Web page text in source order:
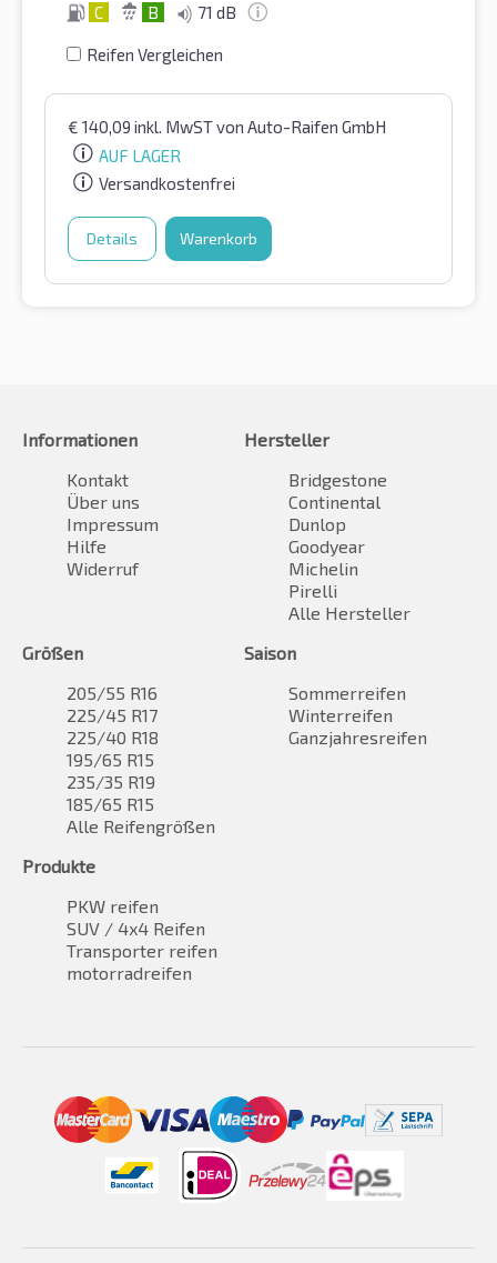
C B 71 dB
Reifen Vergleichen
€ 140,09 inkl. MwSTvon Auto-Raifen GmbH
AUF LAGER
Versandkostenfrei
Details Warenkorb
Informationen
Kontakt
Über uns
Impressum
Hilfe
Widerruf
Hersteller
Bridgestone
Continental
Dunlop
Goodyear
Michelin
Pirelli
Alle Hersteller
Größen
205/55 R16
225/45 R17
225/40 R18
195/65 R15
235/35 R19
185/65 R15
Alle Reifengrößen
Saison
Sommerreifen
Winterreifen
Ganzjahresreifen
Produkte
PKW reifen
SUV / 4x4 Reifen
Transporter reifen
motorradreifen